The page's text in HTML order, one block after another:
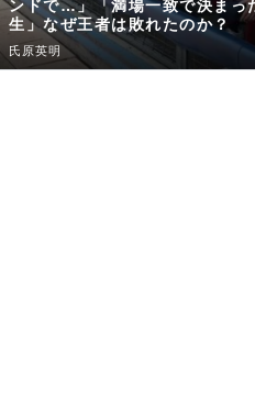
ンドで…」「満場一致で決まっ
生」なぜ王者は敗れたのか？
氏原英明